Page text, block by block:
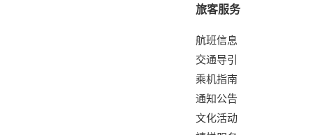
旅客服务
航班信息
交通导引
乘机指南
通知公告
文化活动